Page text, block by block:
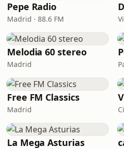
Pepe Radio
Madrid · 88.6 FM
Melodia 60 stereo
Madrid
Free FM Classics
Madrid
La Mega Asturias